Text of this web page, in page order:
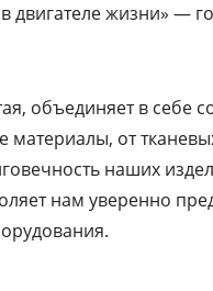
жизни» —
объединяет в себе
от
наших
нам уверенно